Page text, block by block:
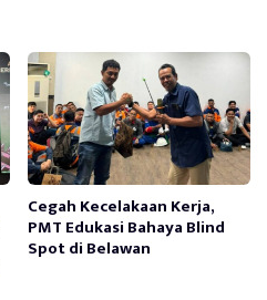
Cegah Kecelakaan Kerja,
PMT Edukasi Bahaya Blind
Spot di Belawan